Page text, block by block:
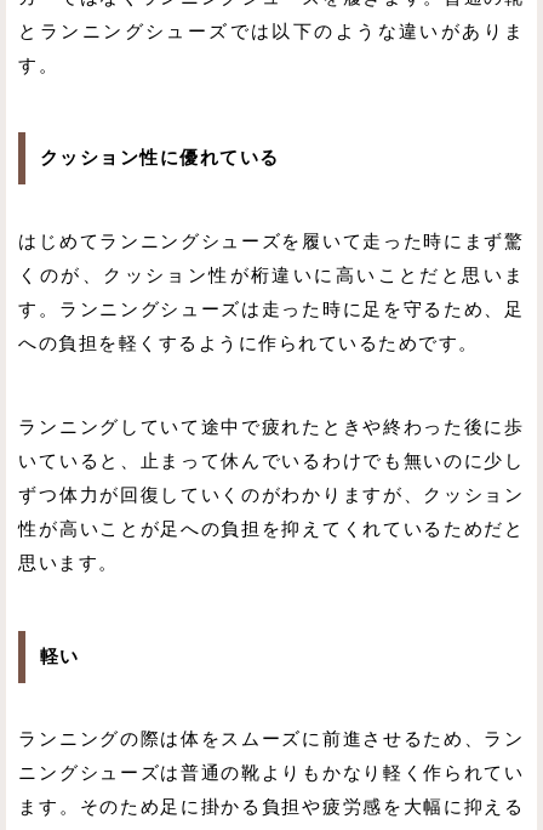
とランニングシューズでは以下のような違いがありま
す。
クッション性に優れている
はじめてランニングシューズを履いて走った時にまず驚
くのが、クッション性が桁違いに高いことだと思いま
す。ランニングシューズは走った時に足を守るため、足
への負担を軽くするように作られているためです。
ランニングしていて途中で疲れたときや終わった後に歩
いていると、止まって休んでいるわけでも無いのに少し
ずつ体力が回復していくのがわかりますが、クッション
性が高いことが足への負担を抑えてくれているためだと
思います。
軽い
ランニングの際は体をスムーズに前進させるため、ラン
ニングシューズは普通の靴よりもかなり軽く作られてい
ます。そのため足に掛かる負担や疲労感を大幅に抑える